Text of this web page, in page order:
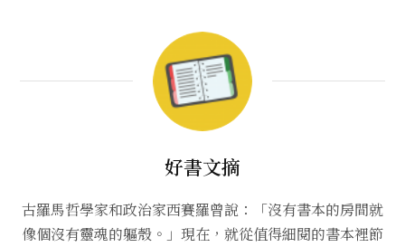
好書文摘
古羅馬哲學家和政治家西賽羅曾說：「沒有書本的房間就
像個沒有靈魂的軀殼。」現在，就從值得細閱的書本裡節